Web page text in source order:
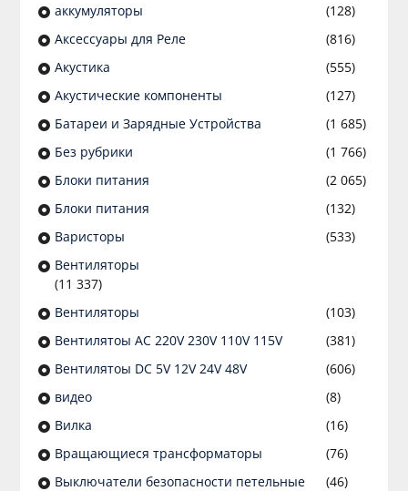
аккумуляторы
(128)
Аксессуары для Реле
(816)
Акустика
(555)
Акустические компоненты
(127)
Батареи и Зарядные Устройства
(1 685)
Без рубрики
(1 766)
Блоки питания
(2 065)
Блоки питания
(132)
Варисторы
(533)
Вентиляторы
(11 337)
Вентиляторы
(103)
Вентилятоы AC 220V 230V 110V 115V
(381)
Вентилятоы DC 5V 12V 24V 48V
(606)
видео
(8)
Вилка
(16)
Вращающиеся трансформаторы
(76)
Выключатели безопасности петельные
(46)